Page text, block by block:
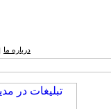
درباره ما